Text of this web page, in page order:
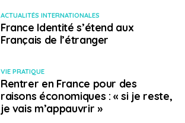
ACTUALITÉS INTERNATIONALES
France Identité s’étend aux
Français de l’étranger
VIE PRATIQUE
Rentrer en France pour des
raisons économiques : « si je reste,
je vais m’appauvrir »